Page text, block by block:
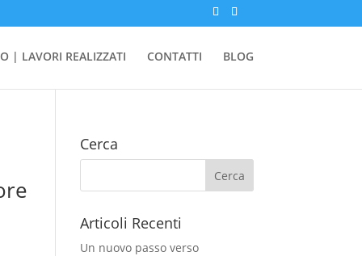
| LAVORI REALIZZATI CONTATTI BLOG
Cerca
Articoli Recenti
Un nuovo passo verso